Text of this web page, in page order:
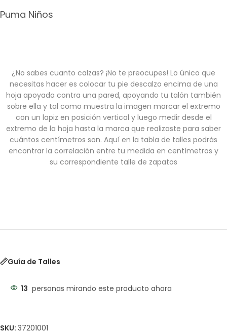
Puma Niños
¿No sabes cuanto calzas? ¡No te preocupes! Lo único que
necesitas hacer es colocar tu pie descalzo encima de una
hoja apoyada contra una pared, apoyando tu talón también
sobre ella y tal como muestra la imagen marcar el extremo
con un lapiz en posición vertical y luego medir desde el
extremo de la hoja hasta la marca que realizaste para saber
cuántos centímetros son. Aquí en la tabla de talles podrás
encontrar la correlación entre tu medida en centímetros y
su correspondiente talle de zapatos
Guía de Talles
13 personas mirando este producto ahora
SKU: 37201001